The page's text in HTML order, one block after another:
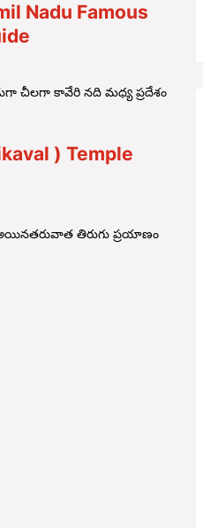
Nadu Famous
చీలగా కావేరి నది మధ్య ప్రదేశం
) Temple
అయినతరువాత తిరుగు ప్రయాణం